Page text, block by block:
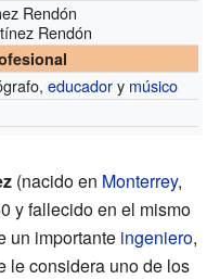
Rendón
Rendón
educadory músico
(nacido en Monterrey,
y fallecido en el mismo
un importante ingeniero,
le considera uno de los